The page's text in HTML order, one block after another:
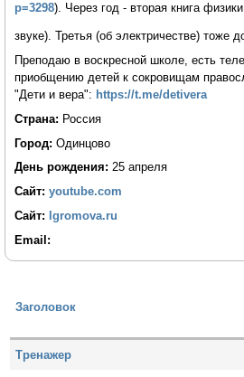
p=3298). Через год - вторая книга
звуке). Третья (об электричестве) тоже
Преподаю в воскресной школе, есть
приобщению детей к сокровищам
"Дети и вера": https://t.me/detivera
Страна: Россия
Город: Одинцово
День рождения: 25 апреля
Сайт: youtube.com
Сайт: lgromova.ru
Email:
Заголовок
Тренажер